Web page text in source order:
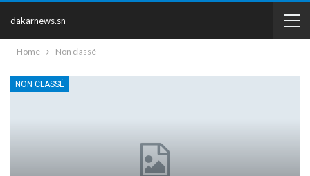
dakarnews.sn
Home Non classé
NON CLASSÉ